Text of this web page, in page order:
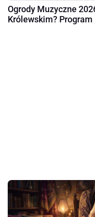
Ogrody Muzyczne
Królewskim? Program